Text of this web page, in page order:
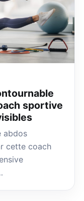
sportive
abdos
cette coach